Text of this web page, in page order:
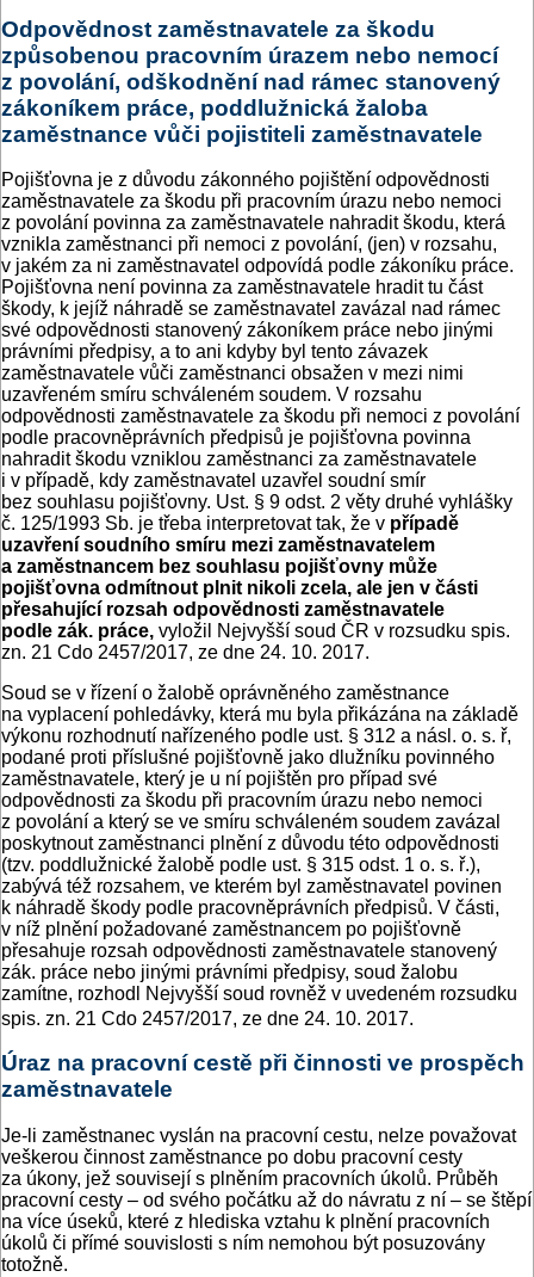
Odpovědnost zaměstnavatele za škodu
způsobenou pracovním úrazem nebo nemocí
z povolání, odškodnění nad rámec stanovený
zákoníkem práce, poddlužnická žaloba
zaměstnance vůči pojistiteli zaměstnavatele
Pojišťovna je z důvodu zákonného pojištění odpovědnosti
zaměstnavatele za škodu při pracovním úrazu nebo nemoci
z povolání povinna za zaměstnavatele nahradit škodu, která
vznikla zaměstnanci při nemoci z povolání, (jen) v rozsahu,
v jakém za ni zaměstnavatel odpovídá podle zákoníku práce.
Pojišťovna není povinna za zaměstnavatele hradit tu část
škody, k jejíž náhradě se zaměstnavatel zavázal nad rámec
své odpovědnosti stanovený zákoníkem práce nebo jinými
právními předpisy, a to ani kdyby byl tento závazek
zaměstnavatele vůči zaměstnanci obsažen v mezi nimi
uzavřeném smíru schváleném soudem. V rozsahu
odpovědnosti zaměstnavatele za škodu při nemoci z povolání
podle pracovněprávních předpisů je pojišťovna povinna
nahradit škodu vzniklou zaměstnanci za zaměstnavatele
i v případě, kdy zaměstnavatel uzavřel soudní smír
bez souhlasu pojišťovny. Ust. § 9 odst. 2 věty druhé vyhlášky
č. 125/1993 Sb. je třeba interpretovat tak, že v případě
uzavření soudního smíru mezi zaměstnavatelem
a zaměstnancem bez souhlasu pojišťovny může
pojišťovna odmítnout plnit nikoli zcela, ale jen v části
přesahující rozsah odpovědnosti zaměstnavatele
podle zák. práce, vyložil Nejvyšší soud ČR v rozsudku spis.
zn. 21 Cdo 2457/2017, ze dne 24. 10. 2017.
Soud se v řízení o žalobě oprávněného zaměstnance
na vyplacení pohledávky, která mu byla přikázána na základě
výkonu rozhodnutí nařízeného podle ust. § 312 a násl. o. s. ř,
podané proti příslušné pojišťovně jako dlužníku povinného
zaměstnavatele, který je u ní pojištěn pro případ své
odpovědnosti za škodu při pracovním úrazu nebo nemoci
z povolání a který se ve smíru schváleném soudem zavázal
poskytnout zaměstnanci plnění z důvodu této odpovědnosti
(tzv. poddlužnické žalobě podle ust. § 315 odst. 1 o. s. ř.),
zabývá též rozsahem, ve kterém byl zaměstnavatel povinen
k náhradě škody podle pracovněprávních předpisů. V části,
v níž plnění požadované zaměstnancem po pojišťovně
přesahuje rozsah odpovědnosti zaměstnavatele stanovený
zák. práce nebo jinými právními předpisy, soud žalobu
zamítne, rozhodl Nejvyšší soud rovněž v uvedeném rozsudku
spis. zn. 21 Cdo 2457/2017, ze dne 24. 10. 2017.
Úraz na pracovní cestě při činnosti ve prospěch
zaměstnavatele
Je-li zaměstnanec vyslán na pracovní cestu, nelze považovat
veškerou činnost zaměstnance po dobu pracovní cesty
za úkony, jež souvisejí s plněním pracovních úkolů. Průběh
pracovní cesty – od svého počátku až do návratu z ní – se štěpí
na více úseků, které z hlediska vztahu k plnění pracovních
úkolů či přímé souvislosti s ním nemohou být posuzovány
totožně.